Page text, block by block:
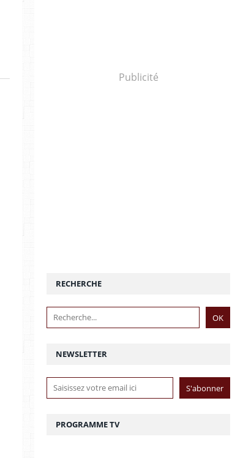
Publicité
NEWSLETTER
RECHERCHE
PROGRAMME TV